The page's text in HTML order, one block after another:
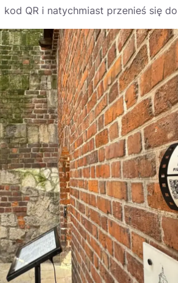
kod QR i natychmiast przenieś się